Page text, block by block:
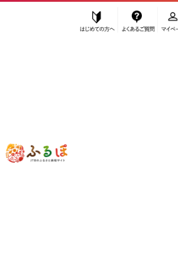
ふるぽ JTBのふるさと